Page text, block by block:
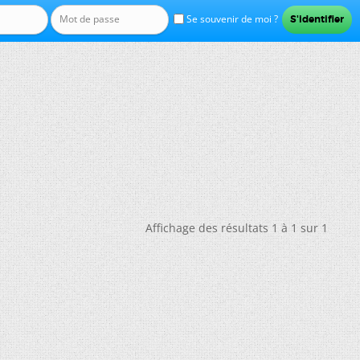
Se souvenir de moi ?
Affichage des résultats 1 à 1 sur 1